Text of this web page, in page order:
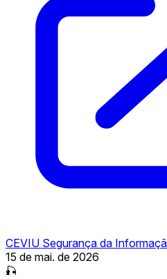
CEVIU Segurança da
15 de mai. de 2026
🎣